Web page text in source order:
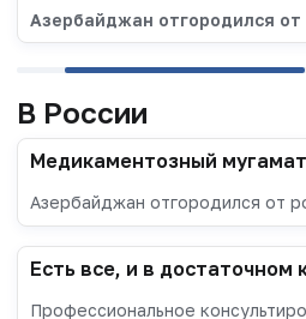
Азербайджан отгородился от
В России
Медикаментозный мугамат
Азербайджан отгородился от
Есть все, и в достаточном
Профессиональное